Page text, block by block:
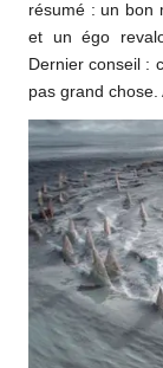
résumé : un bon
et un égo
Dernier conseil :
pas grand chose.